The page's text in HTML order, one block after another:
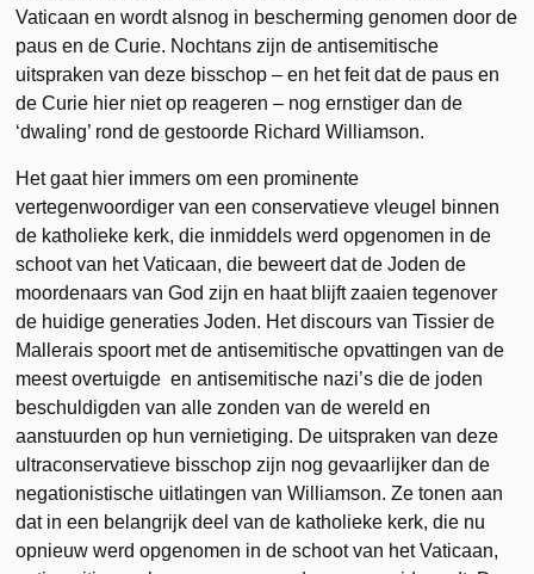
Vaticaan en wordt alsnog in bescherming genomen door de
paus en de Curie. Nochtans zijn de antisemitische
uitspraken van deze bisschop – en het feit dat de paus en
de Curie hier niet op reageren – nog ernstiger dan de
‘dwaling’ rond de gestoorde Richard Williamson.
Het gaat hier immers om een prominente
vertegenwoordiger van een conservatieve vleugel binnen
de katholieke kerk, die inmiddels werd opgenomen in de
schoot van het Vaticaan, die beweert dat de Joden de
moordenaars van God zijn en haat blijft zaaien tegenover
de huidige generaties Joden. Het discours van Tissier de
Mallerais spoort met de antisemitische opvattingen van de
meest overtuigde en antisemitische nazi’s die de joden
beschuldigden van alle zonden van de wereld en
aanstuurden op hun vernietiging. De uitspraken van deze
ultraconservatieve bisschop zijn nog gevaarlijker dan de
negationistische uitlatingen van Williamson. Ze tonen aan
dat in een belangrijk deel van de katholieke kerk, die nu
opnieuw werd opgenomen in de schoot van het Vaticaan,